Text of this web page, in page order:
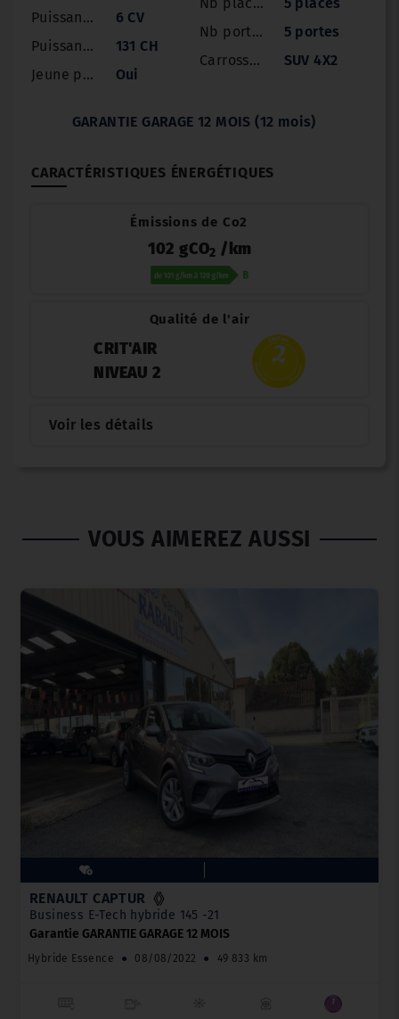
Puissance
6 CV
Puissance réelle
131 CH
Jeune permis
Oui
Nb portes
5 portes
Carrosserie
SUV 4X2
GARANTIE GARAGE 12 MOIS (12 mois)
CARACTÉRISTIQUES ÉNERGÉTIQUES
Émissions de Co2
102 gCO2 /km
Qualité de l'air
CRIT'AIR
NIVEAU 2
Voir les détails
VOUS AIMEREZ AUSSI
RENAULT CAPTUR
Business E-Tech hybride 145 -21
Garantie GARANTIE GARAGE 12 MOIS
Hybride Essence ● 08/08/2022 ● 49 833 km